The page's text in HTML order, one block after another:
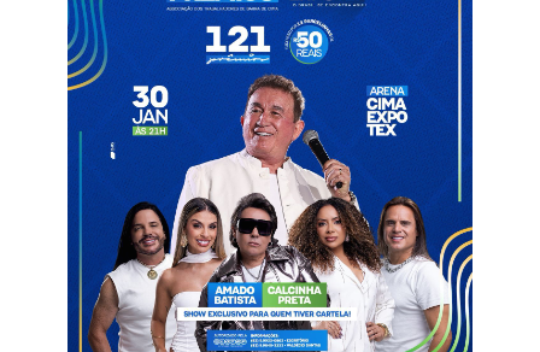
partida do domingo (14), o Sousa dependia de uma vitória para
avançar, mas acabou não vencendo.
— É difícil até de falar, porque a gente trabalhou para caramba
nesse período da Série D. Mas tinham algumas coisas erradas
que foram cobradas durante esse período. Acho que faltou
mais comprometimento da parte de alguns atletas. Quando
você joga em um clube que é torcedor, sua postura é diferente
de alguns que jogam aqui, depois quando acabar vai para outro
clube e a vida continua — desabafou.
O Dinossauro terminou a primeira fase da Série D do